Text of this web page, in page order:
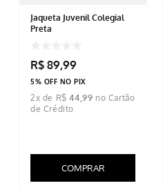
Jaqueta Juvenil Colegial
Preta
R$ 89,99
5% OFF NO PIX
2x de R$ 44,99
COMPRAR